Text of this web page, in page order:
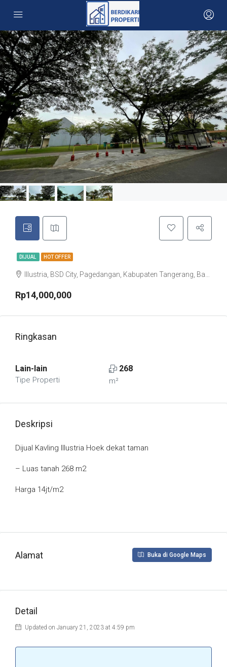
DIJUAL HOT OFFER
Illustria, BSD City, Pagedangan, Kabupaten Tangerang, Banten, Indonesia
Rp14,000,000
Ringkasan
Lain-lain
Tipe Properti
268
m²
Deskripsi
Dijual Kavling Illustria Hoek dekat taman
– Luas tanah 268 m2
Harga 14jt/m2
Alamat Buka di Google Maps
Detail
Updated on January 21, 2023 at 4:59 pm